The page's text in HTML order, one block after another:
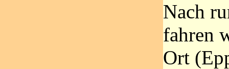
Nach
fahren
Ort